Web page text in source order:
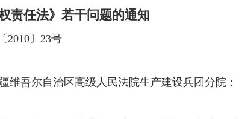
任法》若干问题的通知
号
吾尔自治区高级人民法院生产建设兵团分院：